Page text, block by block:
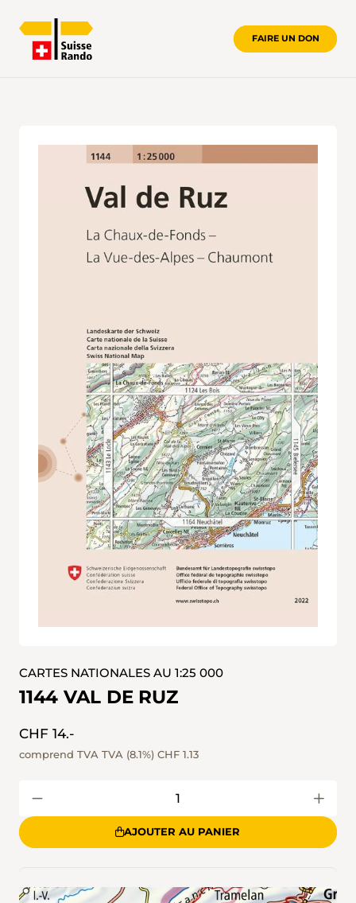
FAIRE UN DON
CARTES NATIONALES AU 1:25 000
1144 VAL DE RUZ
CHF 14.-
comprend TVA TVA (8.1%) CHF 1.13
AJOUTER AU PANIER